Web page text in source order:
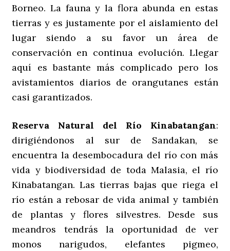
Borneo. La fauna y la flora abunda en estas
tierras y es justamente por el aislamiento del
lugar siendo a su favor un área de
conservación en continua evolución. Llegar
aquí es bastante más complicado pero los
avistamientos diarios de orangutanes están
casi garantizados.
Reserva Natural del Río Kinabatangan:
dirigiéndonos al sur de Sandakan, se
encuentra la desembocadura del río con más
vida y biodiversidad de toda Malasia, el río
Kinabatangan. Las tierras bajas que riega el
río están a rebosar de vida animal y también
de plantas y flores silvestres. Desde sus
meandros tendrás la oportunidad de ver
monos narigudos, elefantes pigmeo,